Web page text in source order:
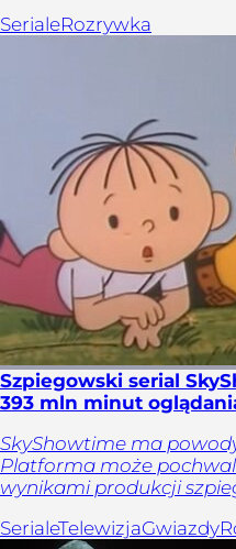
SerialeRozrywka
Szpiegowski serial
393 mln minut
SkyShowtime ma
Platforma może
wynikami produkcji
SerialeTelewizjaGwiazdy